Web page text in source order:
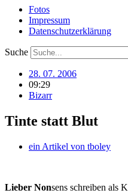
Fotos
Impressum
Datenschutzerklärung
Suche
28. 07. 2006
09:29
Bizarr
Tinte statt Blut
ein Artikel von tboley
Lieber Nonsens schreiben als